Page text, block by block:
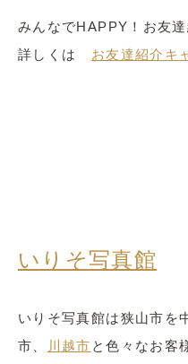
みんなでHAPPY！お友
詳しくは
お友達紹介キ
いりそ写真館
いりそ写真館は狭山市を
市、
川越市 と色々なお客